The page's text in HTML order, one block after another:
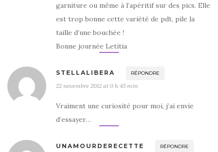
garniture ou même à l’apéritif sur des pics. Elle
est trop bonne cette variété de pdt, pile la
taille d’une bouchée !
Bonne journée Letitia
STELLALIBERA RÉPONDRE
22 novembre 2012 at 0 h 45 min
Vraiment une curiosité pour moi, j’ai envie
d’essayer…
UNAMOURDERECETTE RÉPONDRE